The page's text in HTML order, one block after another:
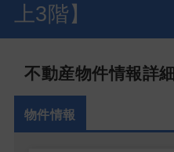
上3階】
不動産物件情報詳細
物件情報